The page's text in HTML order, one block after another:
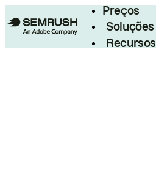
Preços
Soluções
Recursos